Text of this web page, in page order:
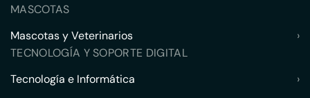
MASCOTAS
Mascotas y Veterinarios
›
TECNOLOGÍA Y SOPORTE DIGITAL
Tecnología e Informática
›